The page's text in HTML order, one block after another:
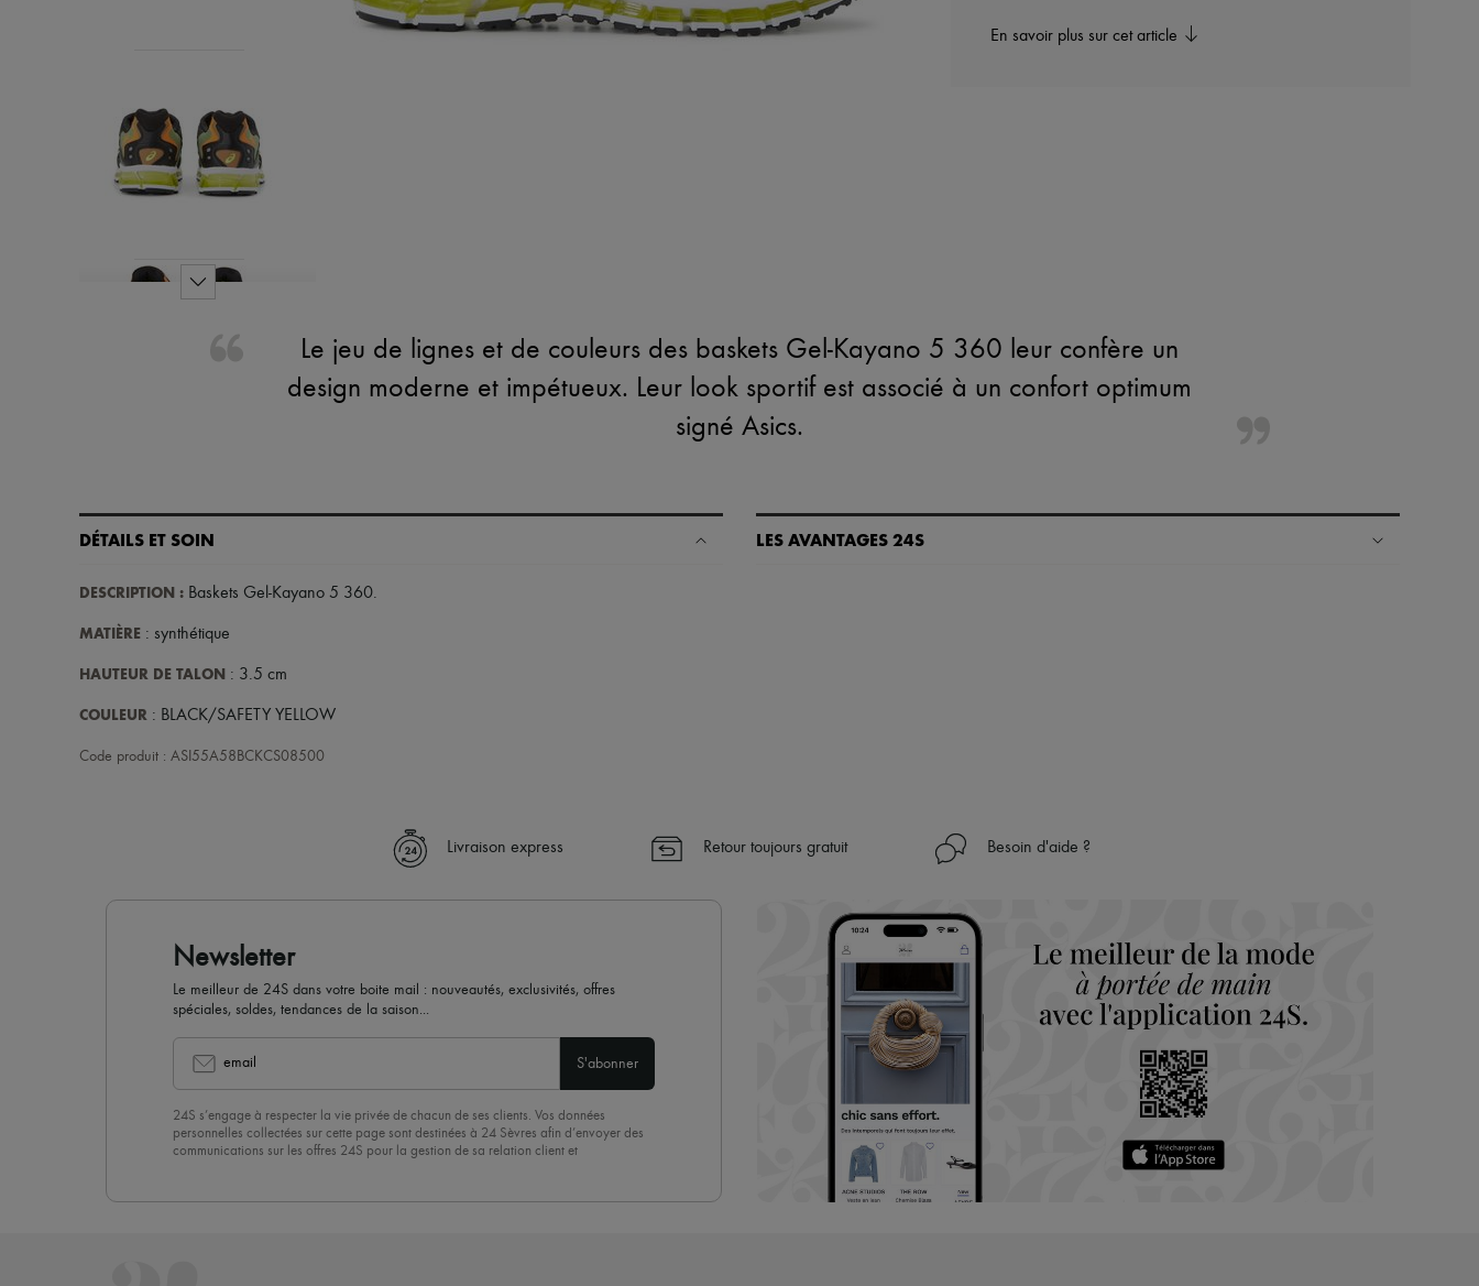
En savoir plus sur cet article
Le jeu de lignes et de couleurs des baskets Gel-Kayano 5 360 leur confère un
design moderne et impétueux. Leur look sportif est associé à un confort optimum
signé Asics.
DÉTAILS ET SOIN
DESCRIPTION : Baskets Gel-Kayano 5 360.
MATIÈRE : synthétique
HAUTEUR DE TALON : 3.5 cm
COULEUR : BLACK/SAFETY YELLOW
Code produit : ASI55A58BCKCS08500
LES AVANTAGES 24S
Livraison express Retour toujours gratuit Besoin d'aide ?
Newsletter
Le meilleur de 24S dans votre boite mail : nouveautés, exclusivités, offres
spéciales, soldes, tendances de la saison...
email S'abonner
24S s’engage à respecter la vie privée de chacun de ses clients. Vos données
personnelles collectées sur cette page sont destinées à 24 Sèvres afin d’envoyer des
communications sur les offres 24S pour la gestion de sa relation client et
désinscrire » en bas de page de nos emails.